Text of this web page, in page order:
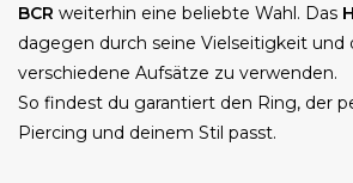
BCR weiterhin eine beliebte Wahl. Das
dagegen durch seine Vielseitigkeit und
verschiedene Aufsätze zu verwenden.
So findest du garantiert den Ring, der
Piercing und deinem Stil passt.